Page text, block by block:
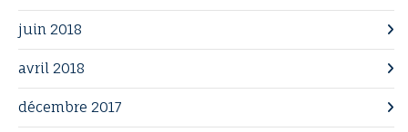
juin 2018
avril 2018
décembre 2017